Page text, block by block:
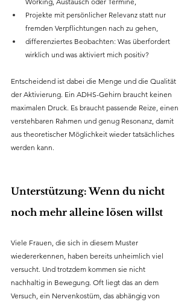
Projekte mit persönlicher Relevanz statt nur
fremden Verpflichtungen nach zu gehen,
differenziertes Beobachten: Was überfordert
wirklich und was aktiviert mich positiv?
Entscheidend ist dabei die Menge und die Qualität
der Aktivierung. Ein ADHS-Gehirn braucht keinen
maximalen Druck. Es braucht passende Reize, einen
verstehbaren Rahmen und genug Resonanz, damit
aus theoretischer Möglichkeit wieder tatsächliches
werden kann.
Unterstützung: Wenn du nicht
noch mehr alleine lösen willst
Viele Frauen, die sich in diesem Muster
wiedererkennen, haben bereits unheimlich viel
versucht. Und trotzdem kommen sie nicht
nachhaltig in Bewegung. Oft liegt das an dem
Versuch, ein Nervenkostüm, das abhängig von